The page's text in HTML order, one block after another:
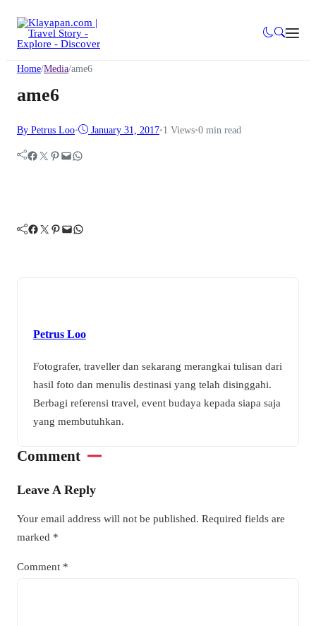
Home/Media/ame6
ame6
By Petrus Loo• January 31, 2017•1 Views•0 min read
Facebook Twitter Pinterest Mail WhatsApp
Facebook Twitter Pinterest Mail WhatsApp
Petrus Loo
Fotografer, traveller dan sekarang merangkai tulisan dari
hasil foto dan menulis destinasi yang telah disinggahi.
Berbagi referensi travel, event budaya kepada siapa saja
yang membutuhkan.
Comment
Leave A Reply
Your email address will not be published. Required fields are
marked *
Comment *